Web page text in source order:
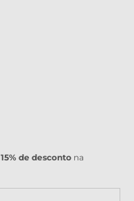
15% de desconto na